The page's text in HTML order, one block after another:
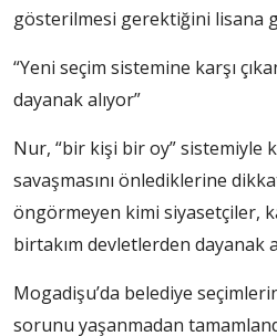
gösterilmesi gerektiğini lisana
“Yeni seçim sistemine karşı
dayanak alıyor”
Nur, “bir kişi bir oy” sistemiyle
savaşmasını önlediklerine
öngörmeyen kimi siyasetçiler,
birtakım devletlerden dayanak
Mogadişu’da belediye
sorunu yaşanmadan